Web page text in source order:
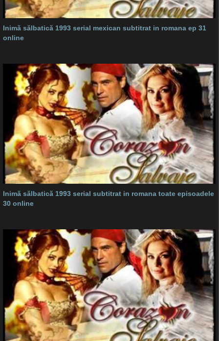
Inimă sălbatică 1993 serial mexican subtitrat in romana ep 31
online
Inimă sălbatică 1993 serial subtitrat in romana toate episoadele
30 online